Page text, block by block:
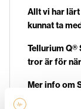
Allt vi har lärt
kunnat ta
Tellurium Q®
tror är för
Mer info om